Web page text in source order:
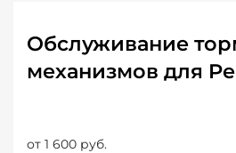
Обслуживание
механизмов для
от 1 600 руб.